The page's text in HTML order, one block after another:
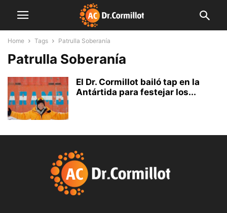
Home Tags Patrulla Soberanía
Patrulla Soberanía
El Dr. Cormillot bailó tap en la
Antártida para festejar los...